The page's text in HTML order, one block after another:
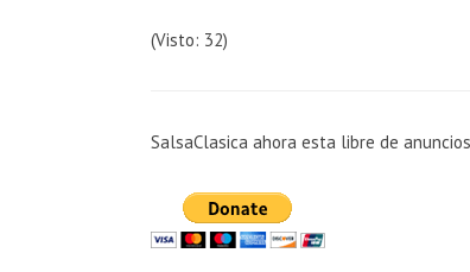
(Visto: 32)
SalsaClasica ahora esta libre de